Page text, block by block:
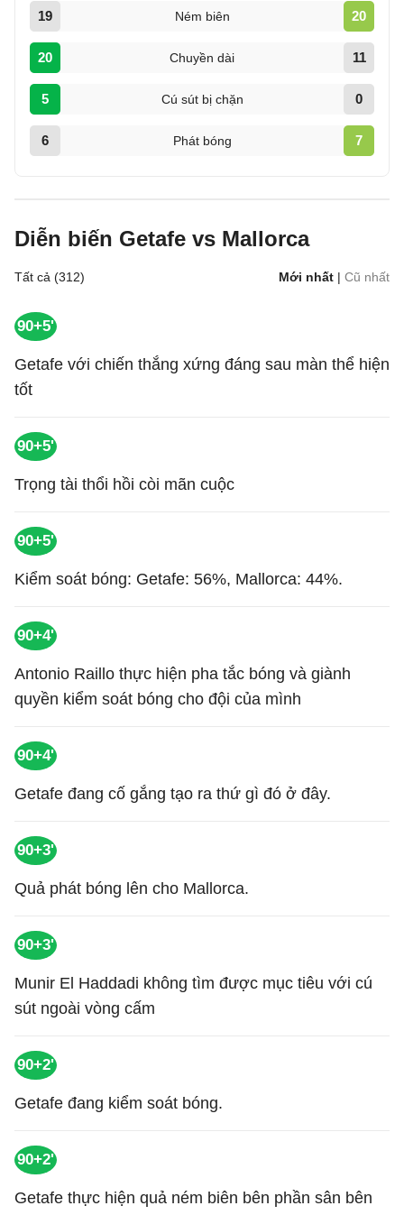
19 Ném biên 20
20 Chuyền dài 11
5 Cú sút bị chặn 0
6 Phát bóng 7
Diễn biến Getafe vs Mallorca
Tất cả (312) Mới nhất | Cũ nhất
90+5'
Getafe với chiến thắng xứng đáng sau màn thể hiện
tốt
90+5'
Trọng tài thổi hồi còi mãn cuộc
90+5'
Kiểm soát bóng: Getafe: 56%, Mallorca: 44%.
90+4'
Antonio Raillo thực hiện pha tắc bóng và giành
quyền kiểm soát bóng cho đội của mình
90+4'
Getafe đang cố gắng tạo ra thứ gì đó ở đây.
90+3'
Quả phát bóng lên cho Mallorca.
90+3'
Munir El Haddadi không tìm được mục tiêu với cú
sút ngoài vòng cấm
90+2'
Getafe đang kiểm soát bóng.
90+2'
Getafe thực hiện quả ném biên bên phần sân bên